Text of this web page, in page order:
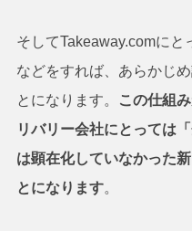
そしてTakeaway.comに
などをすれば、あらかじ
とになります。
この仕組
リバリー会社にとっては
は顕在化していなかった
とになります。